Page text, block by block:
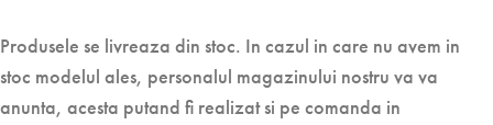
Produsele se livreaza din stoc. In cazul in care nu avem in
stoc modelul ales, personalul magazinului nostru va va
anunta, acesta putand fi realizat si pe comanda in